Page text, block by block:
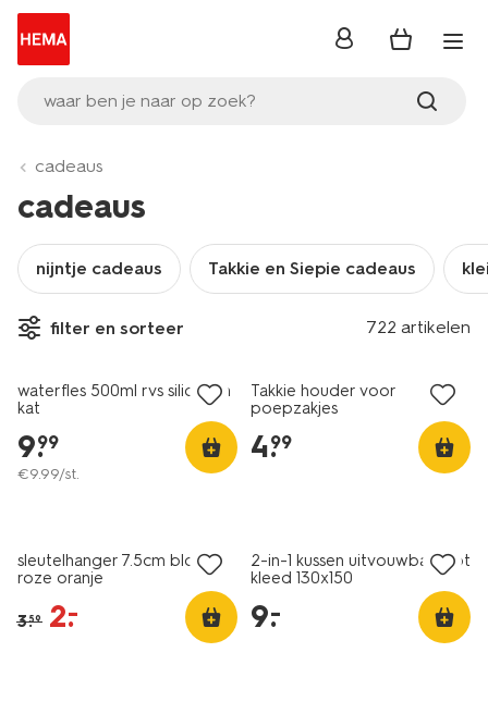
waar ben je naar op zoek?
inloggen
cadeaus
cadeaus
nijntje cadeaus Takkie en Siepie cadeaus
filter en sorteer 722 artikelen
waterfles 500ml rvs siliconen
kat
9.
99
€9.99/st.
Takkie houder voor
poepzakjes
4.
99
sleutelhanger 7.5cm bloem
roze oranje
3.59 2.
–
2-in-1 kussen uitvouwbaar tot
kleed 130x150
9.
–